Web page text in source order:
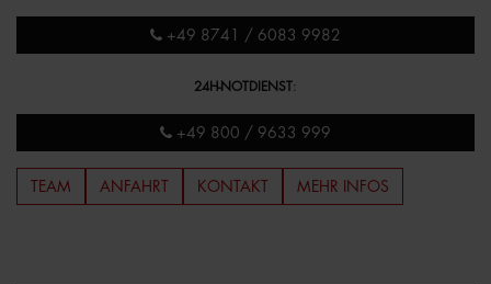
+49 8741 / 6083 9982
24H-NOTDIENST :
+49 800 / 9633 999
TEAM ANFAHRT KONTAKT MEHR INFOS